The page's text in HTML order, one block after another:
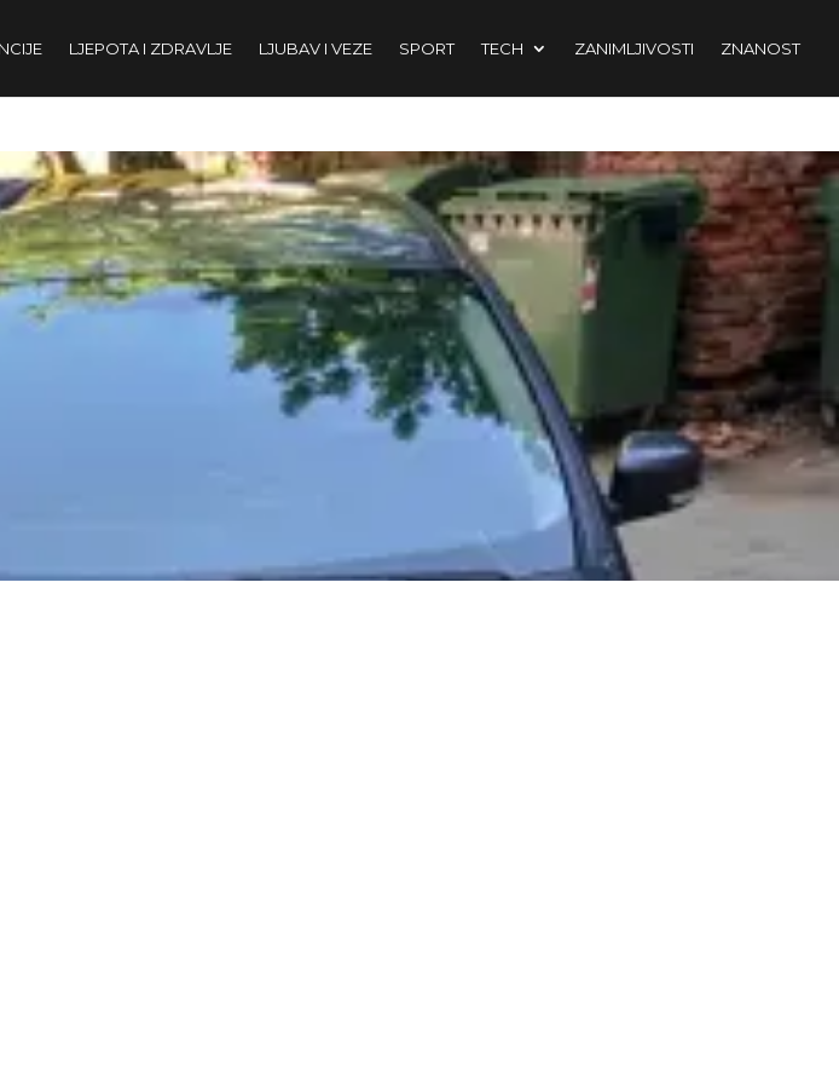
LJEPOTA I ZDRAVLJE LJUBAV I VEZE SPORT TECH ZANIMLJIVOSTI ZNANOST